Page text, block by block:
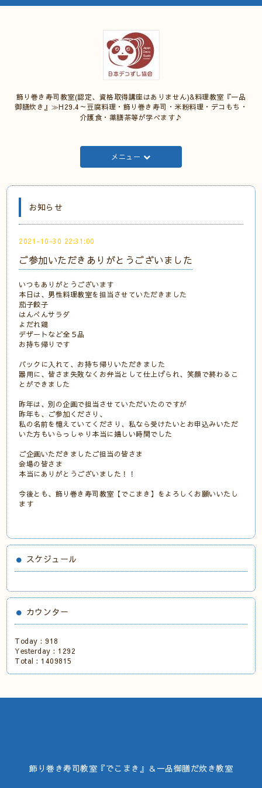
飾り巻き寿司教室(認定、資格取得講座はありません)&料理教室『一品
御膳炊き』≫H29.4～豆腐料理・飾り巻き寿司・米粉料理・デコもち・
介護食・薬膳茶等が学べます♪
メニュー
お知らせ
2021-10-30 22:31:00
ご参加いただきありがとうございました
いつもありがとうございます
本日は、男性料理教室を担当させていただきました
茄子餃子
はんぺんサラダ
よだれ鶏
デザートなど全５品
お持ち帰りです
パックに入れて、お持ち帰りいただきました
器用に、皆さま失敗なくお弁当として仕上げられ、笑顔で終わるこ
とができました
昨年は、別の企画で担当させていただいたのですが
昨年も、ご参加くださり、
私の名前を憶えていてくださり、私なら受けたいとお申込みいただ
いた方もいらっしゃり本当に嬉しい時間でした
ご企画いただきましたご担当の皆さま
会場の皆さま
本当にありがとうございました！！
今後とも、飾り巻き寿司教室【でこまき】をよろしくお願いいたし
ます
スケジュール
カウンター
Today :918
Yesterday : 1292
Total : 1409815
飾り巻き寿司教室『でこまき』＆一品御膳だ炊き教室